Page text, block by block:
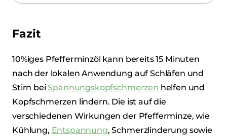
Fazit
10%iges Pfefferminzöl kann bereits 15 Minuten
nach der lokalen Anwendung auf Schläfen und
Stirn bei Spannungskopfschmerzen helfen und
Kopfschmerzen lindern. Die ist auf die
verschiedenen Wirkungen der Pfefferminze, wie
Kühlung, Entspannung, Schmerzlinderung sowie